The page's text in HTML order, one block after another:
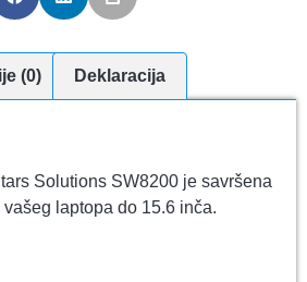
(0) Deklaracija
Solutions SW8200 je savršena
laptopa do 15.6 inča.